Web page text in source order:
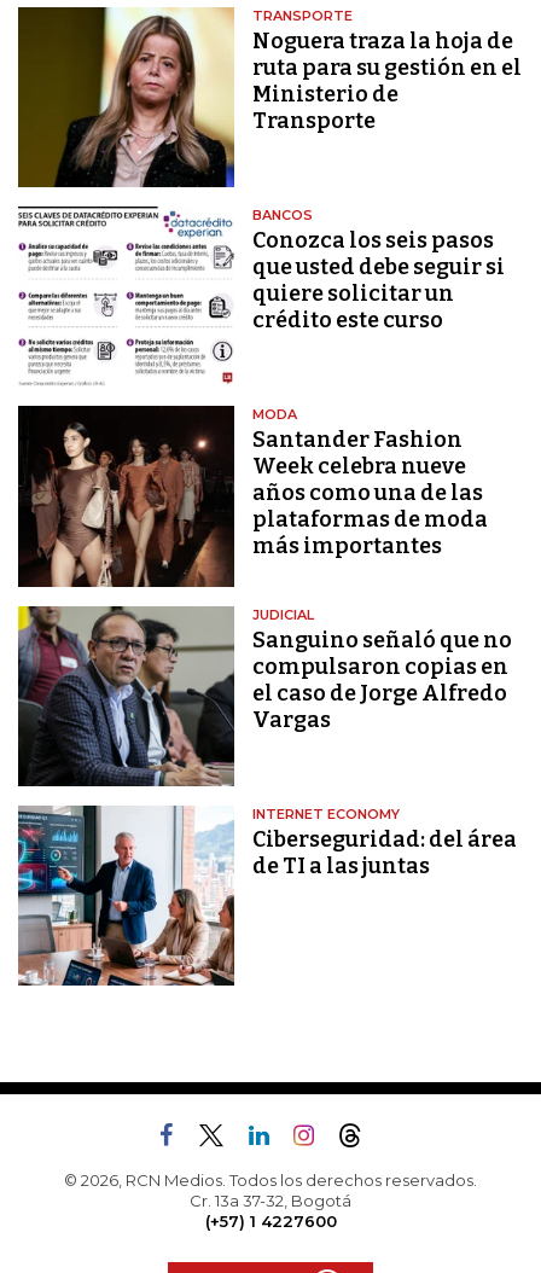
TRANSPORTE
Noguera traza la hoja de
ruta para su gestión en el
Ministerio de
Transporte
BANCOS
Conozca los seis pasos
que usted debe seguir si
quiere solicitar un
crédito este curso
MODA
Santander Fashion
Week celebra nueve
años como una de las
plataformas de moda
más importantes
JUDICIAL
Sanguino señaló que no
compulsaron copias en
el caso de Jorge Alfredo
Vargas
INTERNET ECONOMY
Ciberseguridad: del área
de TI a las juntas
© 2026, RCN Medios. Todos los derechos reservados.
Cr. 13a 37-32, Bogotá
(+57) 1 4227600